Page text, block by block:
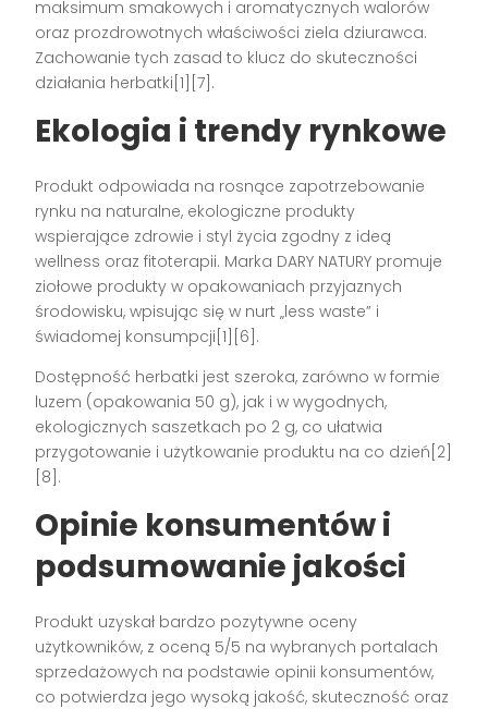
maksimum smakowych i aromatycznych walorów
oraz prozdrowotnych właściwości ziela dziurawca.
Zachowanie tych zasad to klucz do skuteczności
działania herbatki[1][7].
Ekologia i trendy rynkowe
Produkt odpowiada na rosnące zapotrzebowanie
rynku na naturalne, ekologiczne produkty
wspierające zdrowie i styl życia zgodny z ideą
wellness oraz fitoterapii. Marka DARY NATURY promuje
ziołowe produkty w opakowaniach przyjaznych
środowisku, wpisując się w nurt „less waste” i
świadomej konsumpcji[1][6].
Dostępność herbatki jest szeroka, zarówno w formie
luzem (opakowania 50 g), jak i w wygodnych,
ekologicznych saszetkach po 2 g, co ułatwia
przygotowanie i użytkowanie produktu na co dzień[2]
[8].
Opinie konsumentów i
podsumowanie jakości
Produkt uzyskał bardzo pozytywne oceny
użytkowników, z oceną 5/5 na wybranych portalach
sprzedażowych na podstawie opinii konsumentów,
co potwierdza jego wysoką jakość, skuteczność oraz